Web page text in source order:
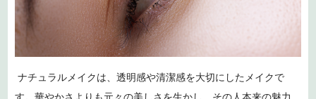
ナチュラルメイクは、透明感や清潔感を大切にしたメイクで